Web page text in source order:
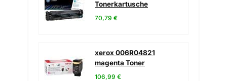
Tonerkartusche
70,79 €
xerox 006R04821
magenta Toner
106,99 €